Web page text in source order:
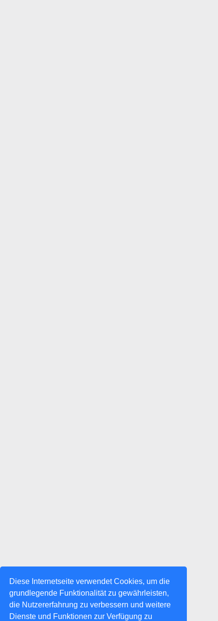
Diese Internetseite verwendet Cookies, um die
grundlegende Funktionalität zu gewährleisten,
die Nutzererfahrung zu verbessern und weitere
Dienste und Funktionen zur Verfügung zu